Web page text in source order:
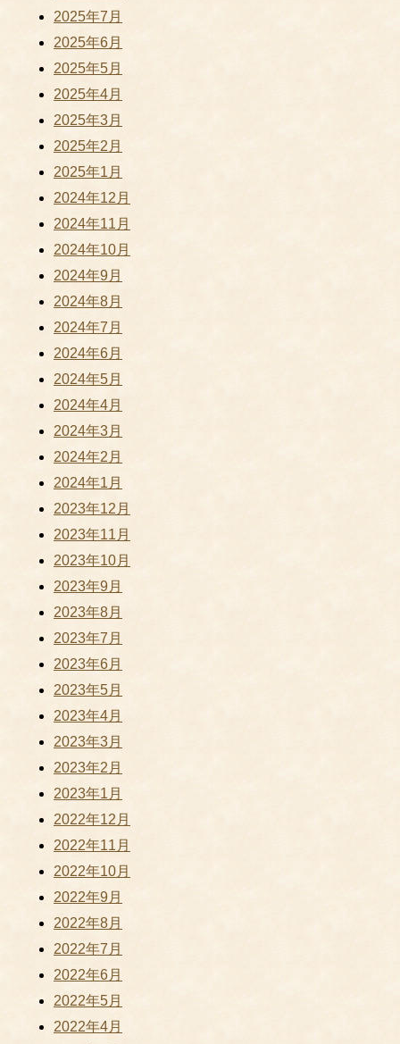
2025年7月
2025年6月
2025年5月
2025年4月
2025年3月
2025年2月
2025年1月
2024年12月
2024年11月
2024年10月
2024年9月
2024年8月
2024年7月
2024年6月
2024年5月
2024年4月
2024年3月
2024年2月
2024年1月
2023年12月
2023年11月
2023年10月
2023年9月
2023年8月
2023年7月
2023年6月
2023年5月
2023年4月
2023年3月
2023年2月
2023年1月
2022年12月
2022年11月
2022年10月
2022年9月
2022年8月
2022年7月
2022年6月
2022年5月
2022年4月